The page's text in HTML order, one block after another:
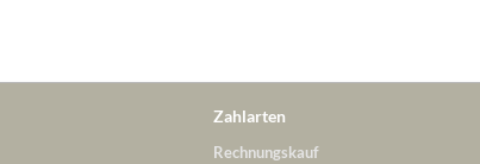
Zahlarten
Rechnungskauf